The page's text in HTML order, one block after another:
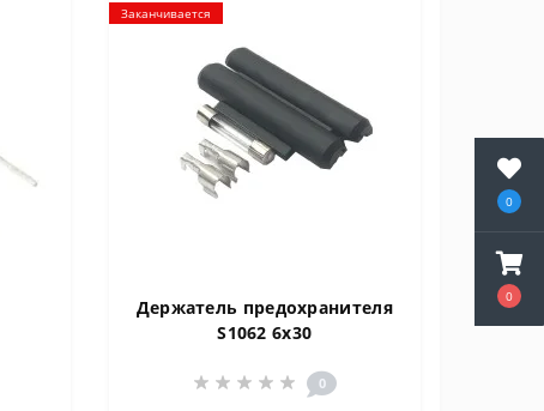
0
0
Заканчивается
Держатель предохранителя
S1062 6x30
0